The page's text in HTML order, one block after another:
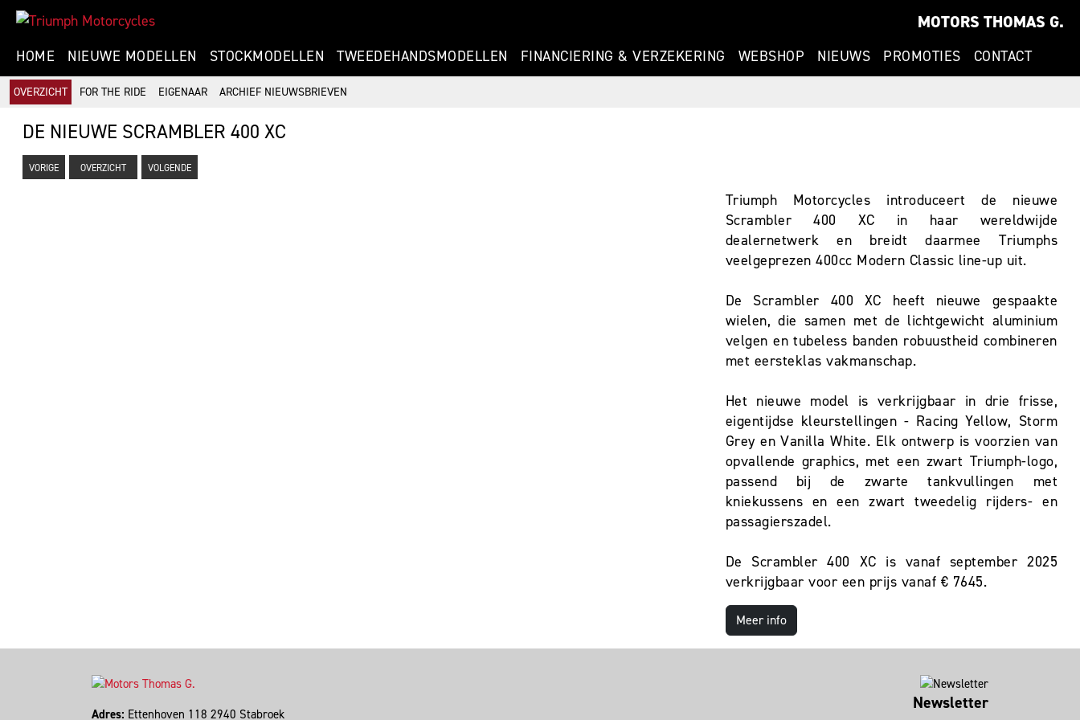
MOTORS THOMAS G.
HOME NIEUWE MODELLEN STOCKMODELLEN TWEEDEHANDSMODELLEN FINANCIERING & VERZEKERING WEBSHOP NIEUWS PROMOTIES CONTACT
OVERZICHT FOR THE RIDE EIGENAAR ARCHIEF NIEUWSBRIEVEN
DE NIEUWE SCRAMBLER 400 XC
VORIGE OVERZICHT VOLGENDE
Triumph Motorcycles introduceert de nieuwe
Scrambler 400 XC in haar wereldwijde
dealernetwerk en breidt daarmee Triumphs
veelgeprezen 400cc Modern Classic line-up uit.
De Scrambler 400 XC heeft nieuwe gespaakte
wielen, die samen met de lichtgewicht aluminium
velgen en tubeless banden robuustheid combineren
met eersteklas vakmanschap.
Het nieuwe model is verkrijgbaar in drie frisse,
eigentijdse kleurstellingen - Racing Yellow, Storm
Grey en Vanilla White. Elk ontwerp is voorzien van
opvallende graphics, met een zwart Triumph-logo,
passend bij de zwarte tankvullingen met
kniekussens en een zwart tweedelig rijders- en
passagierszadel.
De Scrambler 400 XC is vanaf september 2025
verkrijgbaar voor een prijs vanaf € 7645.
Meer info
Adres: Ettenhoven 118 2940 Stabroek
Newsletter